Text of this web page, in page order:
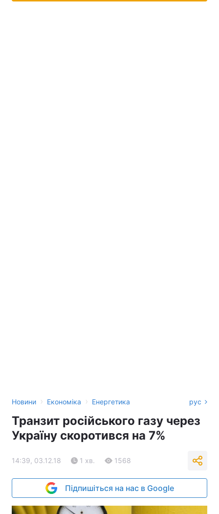
Новини › Економіка › Енергетика рус
Транзит російського газу через
Україну скоротився на 7%
14:39, 03.12.18 1 хв. 1568
Підпишіться на нас в Google